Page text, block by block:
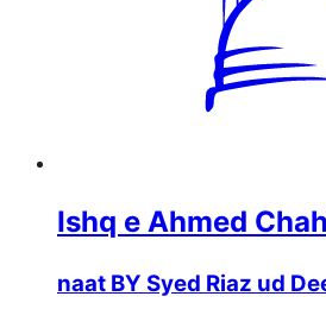
Ishq e Ahmed
naat BY Syed Riaz ud